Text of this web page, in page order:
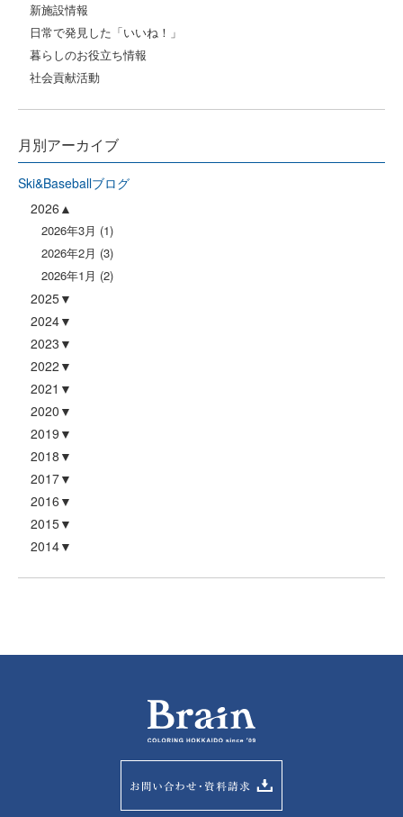
新施設情報
日常で発見した「いいね！」
暮らしのお役立ち情報
社会貢献活動
月別アーカイブ
Ski&Baseballブログ
2026
2026年3月 (1)
2026年2月 (3)
2026年1月 (2)
2025
2024
2023
2022
2021
2020
2019
2018
2017
2016
2015
2014